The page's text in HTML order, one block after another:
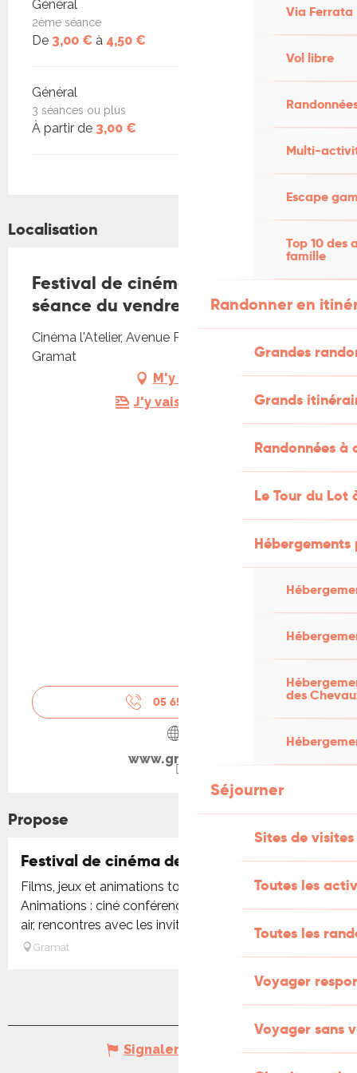
Via Ferrata
Vol libre
Multi-
Escape
Top 10 des
famille
Randonner en
Grandes
Grands
Randonnées
Le Tour du Lot
des
Séjourner
Sites de visites
Toutes les
Toutes les
Voyager
Voyager sans
Général
2ème séance
De 3,00 € à 4,50 €
Général
3 séances ou plus
À partir de 3,00 €
Localisation
Festival de cinéma de Gramat -
séance du vendredi
Cinéma l'Atelier, Avenue Paul Mazet, 46500
Gramat
M'y rendre
J'y vais en train !
05 65 10 61
www.gramat.fr
Propose
Festival de cinéma de Gramat
Films, jeux et animations tout au long du weekend.
Animations : ciné conférence, ciné p'tit dej, ciné plein
air, rencontres avec les invités d'honneur (producteur,...
Gramat
Signaler une erreur